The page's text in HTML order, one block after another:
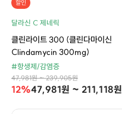
할인
달라신 C 제네릭
클린라이트 300 (클린다마이신
Clindamycin 300mg)
#항생제/감염증
47,981원 ~ 239,905원
12%47,981원 ~ 211,118원